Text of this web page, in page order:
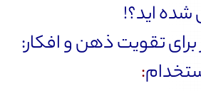
شده اید؟!
: